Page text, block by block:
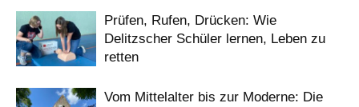
Prüfen, Rufen, Drücken: Wie
Delitzscher Schüler lernen, Leben zu
retten
Vom Mittelalter bis zur Moderne: Die